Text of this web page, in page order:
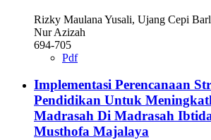
Rizky Maulana Yusali, Ujang Cepi
Nur Azizah
694-705
Pdf
Implementasi Perencanaan
Pendidikan Untuk
Madrasah Di Madrasah
Musthofa Majalaya